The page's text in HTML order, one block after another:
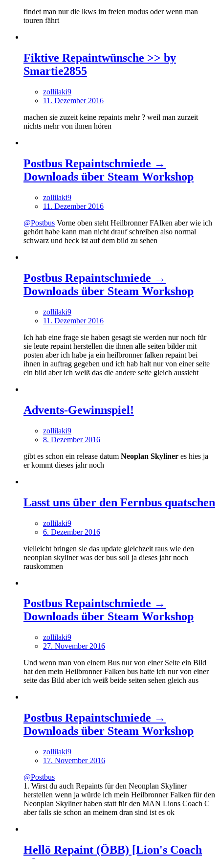
findet man nur die lkws im freien modus oder wenn man
touren fährt
Fiktive Repaintwünsche >> by
Smartie2855
zollilaki9
11. Dezember 2016
machen sie zuzeit keine repaints mehr ? weil man zurzeit
nichts mehr von ihnen hören
Postbus Repaintschmiede →
Downloads über Steam Workshop
zollilaki9
11. Dezember 2016
@Postbus Vorne oben steht Heilbronner FAlken aber wie ich
gehört habe kann man nicht drauf schreiben also normal
schwarz und heck ist auf dem bild zu sehen
Postbus Repaintschmiede →
Downloads über Steam Workshop
zollilaki9
11. Dezember 2016
Ich hab eine frage sie haben gesagt sie werden nur noch für
sie leute repaint herstellen die ihnen alle seiten bilder mit
posten aber ich habe ja ein heilbronner falken repaint bei
ihnen in auftrag gegeben und ich hab halt nur von einer seite
ein bild aber ich weiß das die andere seite gleich aussieht
Advents-Gewinnspiel!
zollilaki9
8. Dezember 2016
gibt es schon ein release datum Neoplan Skyliner es hies ja
er kommt dieses jahr noch
Lasst uns über den Fernbus quatschen
zollilaki9
6. Dezember 2016
vielleicht bringen sie das update gleichzeit raus wie den
neonplan skyliner was der bus soll ja dieses jahr noch
rauskommen
Postbus Repaintschmiede →
Downloads über Steam Workshop
zollilaki9
27. November 2016
Und wenn man von einem Bus nur von einer Seite ein Bild
hat den mein Heilbronner Falken bus hatte ich nur von einer
seite das Bild aber ich weiß beide seiten sehen gleich aus
Postbus Repaintschmiede →
Downloads über Steam Workshop
zollilaki9
17. November 2016
@Postbus
1. Wirst du auch Repaints für den Neonplan Skyliner
herstellen wenn ja würde ich mein Heilbronner Falken für den
Neonplan Skyliner haben statt für den MAN Lions Coach C
aber falls sie schon an meinem dran sind ist es ok
Hellö Repaint (ÖBB) [Lion's Coach